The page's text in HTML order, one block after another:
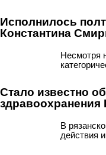
Исполнилось
Константина
Несмотря
Стало известно
здравоохранения
В
действия